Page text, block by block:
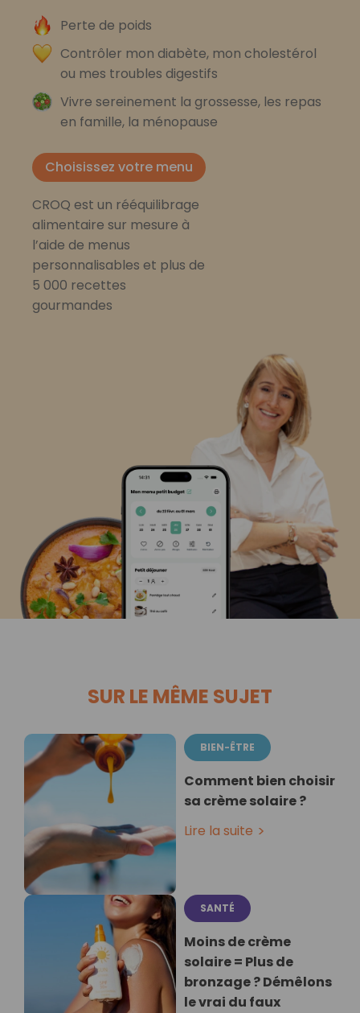
Perte de poids
Contrôler mon diabète, mon cholestérol
ou mes troubles digestifs
Vivre sereinement la grossesse, les repas
en famille, la ménopause
Choisissez votre menu
CROQ est un rééquilibrage
alimentaire sur mesure à
l’aide de menus
personnalisables et plus de
5 000 recettes
gourmandes
SUR LE MÊME SUJET
BIEN-ÊTRE
Comment bien choisir
sa crème solaire ?
Lire la suite
SANTÉ
Moins de crème
solaire = Plus de
bronzage ? Démêlons
le vrai du faux